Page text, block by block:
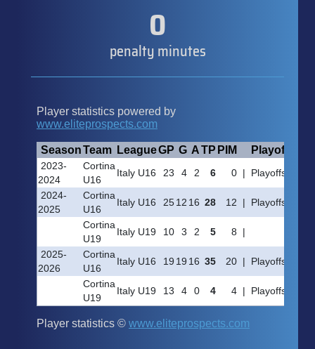
0
penalty minutes